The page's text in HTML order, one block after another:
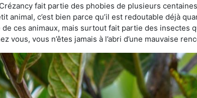
fait partie des phobies de plusieurs
animal, c’est bien parce qu’il est redoutable déjà
ces animaux, mais surtout fait partie des insectes
vous, vous n’êtes jamais à l’abri d’une mauvaise